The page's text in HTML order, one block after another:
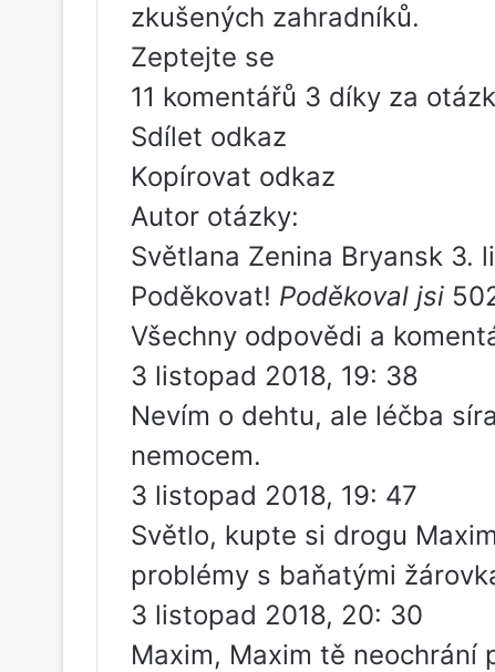
zkušených zahradníků.
Zeptejte se
11 komentářů 3 díky za
Sdílet odkaz
Kopírovat odkaz
Autor otázky:
Světlana Zenina Bryansk 3.
Poděkovat! Poděkoval jsi
Všechny odpovědi a
3 listopad 2018, 19: 38
Nevím o dehtu, ale léčba
nemocem.
3 listopad 2018, 19: 47
Světlo, kupte si drogu
problémy s baňatými
3 listopad 2018, 20: 30
Maxim, Maxim tě neochrání